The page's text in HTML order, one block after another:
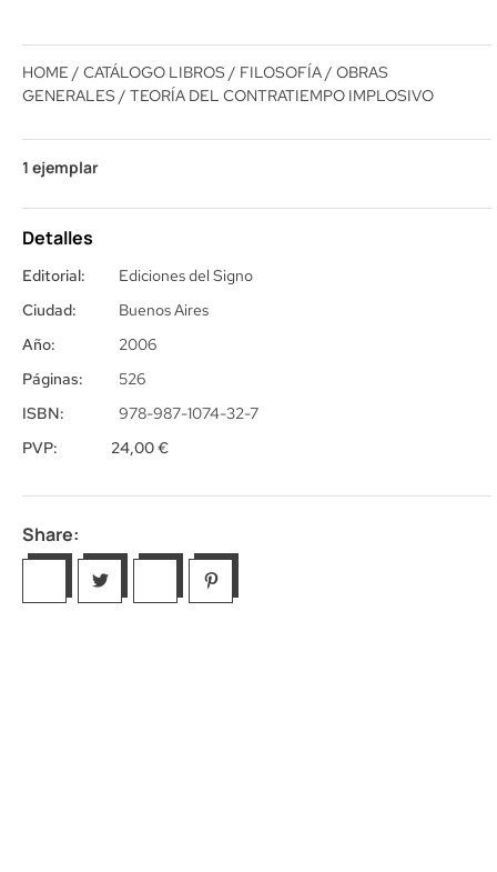
HOME / CATÁLOGO LIBROS / FILOSOFÍA/ OBRAS
GENERALES / TEORÍA DEL CONTRATIEMPO IMPLOSIVO
1 ejemplar
Detalles
Editorial:
Ciudad:
Año:
Páginas:
ISBN:
Ediciones del Signo
Buenos Aires
2006
526
978-987-1074-32-7
PVP:
24,00€
Share: